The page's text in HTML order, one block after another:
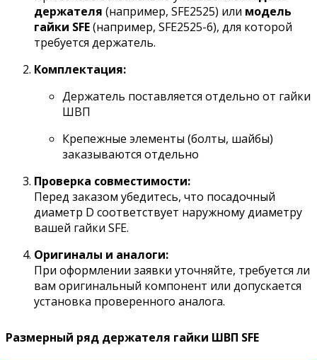
держателя (например, SFE2525) или модель
гайки SFE(например, SFE2525-6), для которой
требуется держатель.
Комплектация:
Держатель поставляется отдельно от гайки
ШВП
Крепежные элементы (болты, шайбы)
заказываются отдельно
Проверка совместимости:
Перед заказом убедитесь, что посадочный
диаметр D соответствует наружному диаметру
вашей гайки SFE.
Оригиналы и аналоги:
При оформлении заявки уточняйте, требуется ли
вам оригинальный компонент или допускается
установка проверенного аналога.
Размерный ряд держателя гайки ШВП SFE